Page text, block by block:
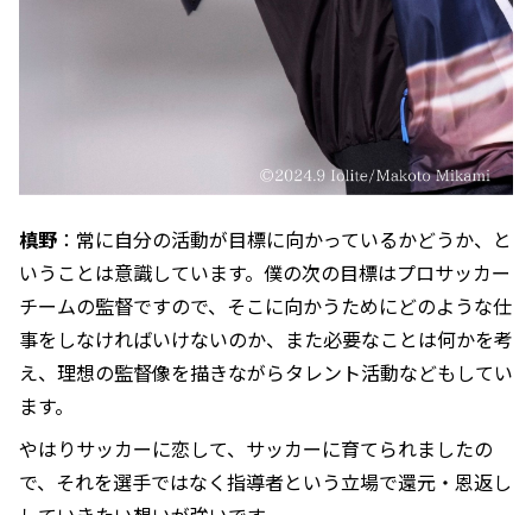
槙野 ：常に自分の活動が目標に向かっているかどうか、と
いうことは意識しています。僕の次の目標はプロサッカー
チームの監督ですので、そこに向かうためにどのような仕
事をしなければいけないのか、また必要なことは何かを考
え、理想の監督像を描きながらタレント活動などもしてい
ます。
やはりサッカーに恋して、サッカーに育てられましたの
で、それを選手ではなく指導者という立場で還元・恩返し